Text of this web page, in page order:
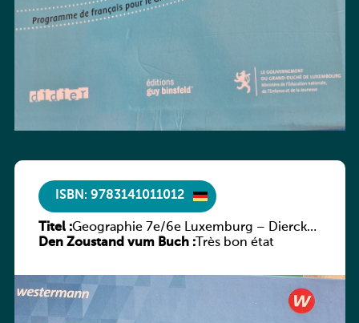
ISBN: 9783141011012
Titel :Geographie 7e/6e Luxemburg – Diercke
Praxis
Den Zoustand vum Buch :Très bon état